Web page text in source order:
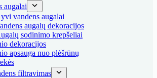
augalai
vandens augalai
augalų dekoracijos
sodinimo krepšeliai
dekoracijos
apsauga nuo plėšrūnų
filtravimas